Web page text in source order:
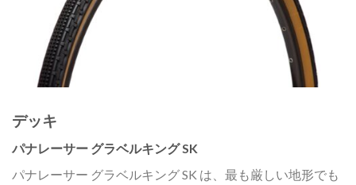
デッキ
パナレーサー グラベルキング SK
パナレーサー グラベルキング SK は、最も厳しい地形でも